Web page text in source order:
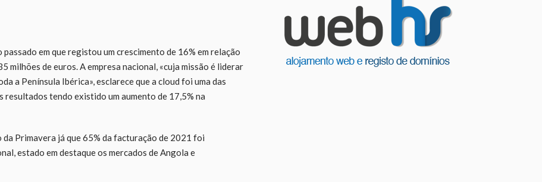
em que registou um crescimento de 16% em relação
milhões de euros. A empresa nacional, «cuja missão é liderar
a Península Ibérica», esclarece que a cloud foi uma das
resultados tendo existido um aumento de 17,5% na
Primavera já que 65% da facturação de 2021 foi
estado em destaque os mercados de Angola e